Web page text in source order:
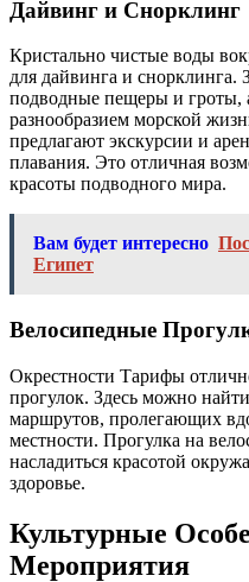
Дайвинг и Снорклинг
Кристально чистые воды
для дайвинга и снорклинга.
подводные пещеры и гроты,
разнообразием морской
предлагают экскурсии и
плавания. Это отличная
красоты подводного мира.
Вам будет интересно
Египет
Велосипедные
Окрестности Тарифы
прогулок. Здесь можно
маршрутов, пролегающих
местности. Прогулка на
насладиться красотой
здоровье.
Культурные
Мероприятия